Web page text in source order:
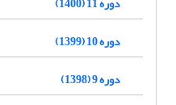
دوره 10 (1399)
دوره 9 (1398)